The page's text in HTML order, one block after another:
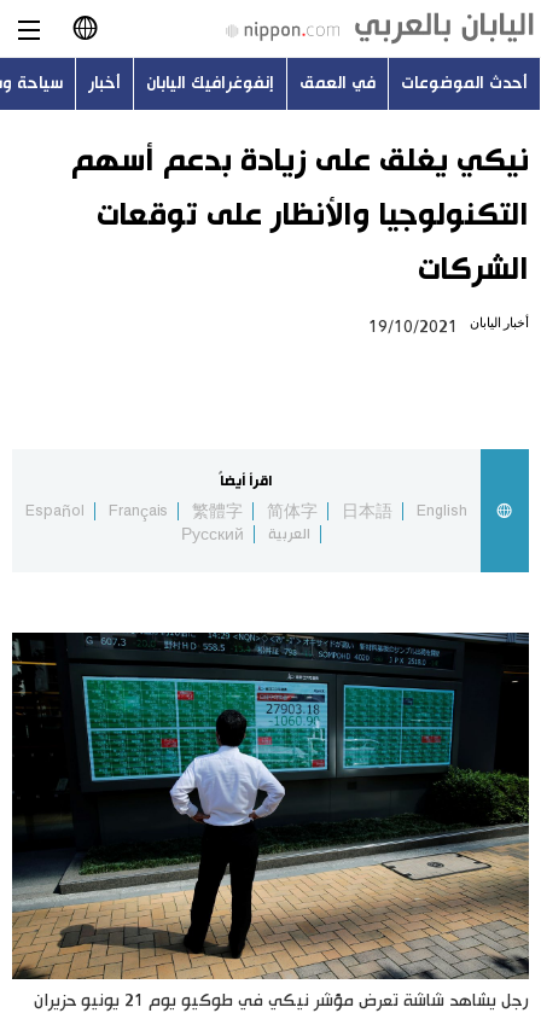
日本語
English
简体字
أحدث الموضوعات
سياحة وسفر
اليابان في فيديو
مانغا وأنيمي
علوم وتكنولوجيا
الأقسام
صور
أشخاص
تجارب وآراء
الأكثر تفاعلا
اللغة اليابانية
موسوعة اليابان
تواصل معنا
أحدث الموضوعات في العمق إنفوغرافيك اليابان أخبار سياحة
نيكي يغلق على زيادة بدعم أسهم
التكنولوجيا والأنظار على توقعات
الشركات
أخبار اليابان 19/10/2021
اقرأ أيضاً
English
日本語
简体字
繁體字
Français
Español
العربية
Русский
رجل يشاهد شاشة تعرض مؤشر نيكي في طوكيو يوم 21 يونيو حزيران